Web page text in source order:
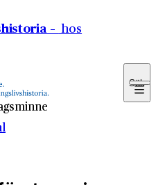
– hos
Sök